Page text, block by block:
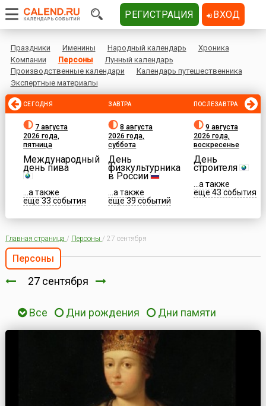
Праздники Именины Народный календарь
Хроника
Компании
Персоны
Лунный календарь
Производственные календари
Календарь путешественника
Экспертные материалы
СЕГОДНЯ
7 августа
2026 года,
пятница
Международный
день пива
...а также
еще 33 события
ЗАВТРА
8 августа
2026 года,
суббота
День
физкультурника
в России
...а также
еще 39 событий
ПОСЛЕЗАВТРА
9 августа
2026 года,
воскресенье
День
строителя
...а также
еще 43 события
Главная страница / Персоны / 27 сентября
Персоны
27 сентября
Все Дни рождения Дни памяти
РЕГИСТРАЦИЯ ВХОД